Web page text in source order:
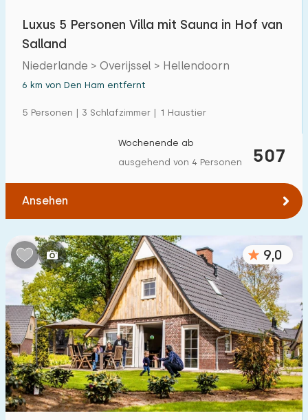
Luxus 5 Personen Villa mit Sauna in Hof van
Salland
Niederlande > Overijssel > Hellendoorn
6 km von Den Ham entfernt
5 Personen | 3 Schlafzimmer | 1 Haustier
507
Wochenende ab
ausgehend von 4 Personen
Ansehen
9,0